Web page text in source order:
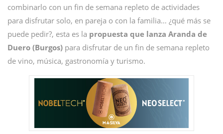
combinarlo con un fin de semana repleto de actividades
para disfrutar solo, en pareja o con la familia… ¿qué más se
puede pedir?, esta es la propuesta que lanza Aranda de
Duero (Burgos) para disfrutar de un fin de semana repleto
de vino, música, gastronomía y turismo.